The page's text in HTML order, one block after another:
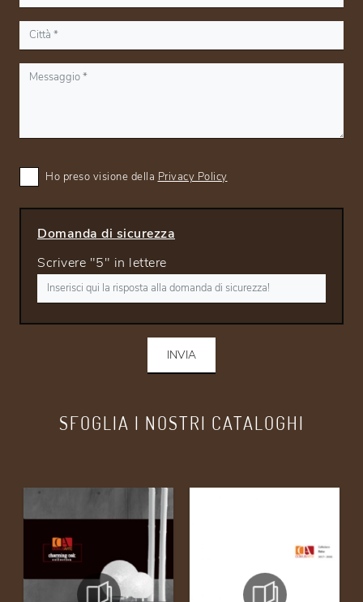
SFOGLIA I NOSTRI CATALOGHI
Ho preso visione della Privacy Policy
Domanda di sicurezza
Scrivere "5" in lettere
INVIA